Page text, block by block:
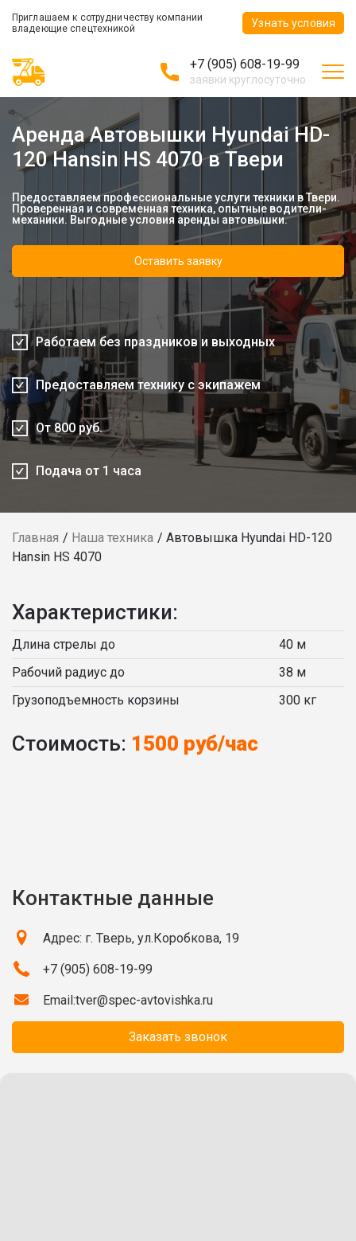
Приглашаем к сотрудничеству компании
владеющие спецтехникой
Узнать условия
+7 (905) 608-19-99
заявки круглосуточно
Аренда Автовышки Hyundai HD-
120 Hansin HS 4070 в Твери
Предоставляем профессиональные услуги техники в Твери.
Проверенная и современная техника, опытные водители-
механики. Выгодные условия аренды автовышки.
Оставить заявку
Работаем без праздников и выходных
Предоставляем технику с экипажем
От 800 руб.
Подача от 1 часа
Главная Наша техника
Автовышка Hyundai HD-120
Hansin HS 4070
Характеристики:
Длина стрелы до
40 м
Рабочий радиус до
38 м
Грузоподъемность корзины
300 кг
Стоимость: 1500 руб/час
Контактные данные
Адрес: г. Тверь, ул.Коробкова, 19
+7 (905) 608-19-99
Email:tver@spec-avtovishka.ru
Заказать звонок